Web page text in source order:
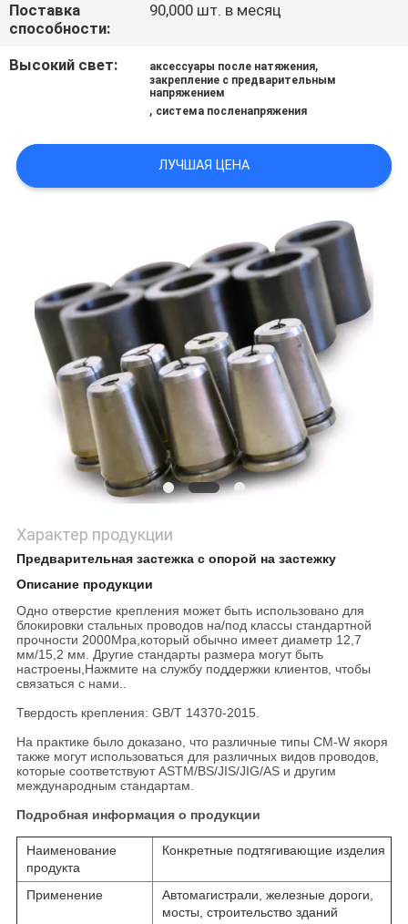
ЗАПРОСИТЕ
ЦИТАТУ
САЙТА
КОНФИДЕНЦИАЛЬНОСТИ
Поставка
способности:
90,000 шт. в месяц
Высокий свет: аксессуары после натяжения,
закрепление с предварительным
напряжением
, система посленапряжения
ЛУЧШАЯ ЦЕНА
Характер продукции
Предварительная застежка с опорой на застежку
Описание продукции
Одно отверстие крепления может быть использовано для
блокировки стальных проводов на/под классы стандартной
прочности 2000Mpa,который обычно имеет диаметр 12,7
мм/15,2 мм. Другие стандарты размера могут быть
настроены,Нажмите на службу поддержки клиентов, чтобы
связаться с нами..
Твердость крепления: GB/T 14370-2015.
На практике было доказано, что различные типы CM-W якоря
также могут использоваться для различных видов проводов,
которые соответствуют ASTM/BS/JIS/JIG/AS и другим
международным стандартам.
Подробная информация о продукции
Наименование
продукта
Конкретные подтягивающие изделия
Применение
Автомагистрали, железные дороги,
мосты, строительство зданий